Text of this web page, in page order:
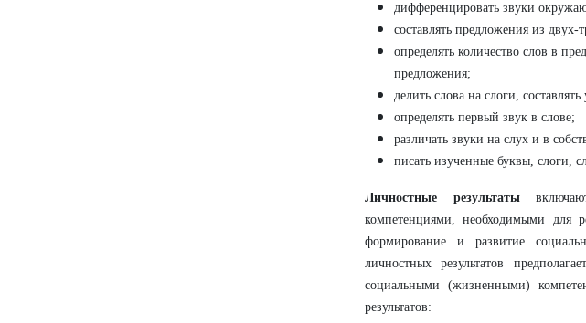
дифференцировать звуки
составлять предложения из
определять количество слов в
предложения;
делить слова на слоги,
определять первый звук в слове;
различать звуки на слух и в
писать изученные буквы, слоги,
Личностные результаты
компетенциями, необходимыми для
формирование и развитие
личностных результатов
социальными (жизненными)
результатов: